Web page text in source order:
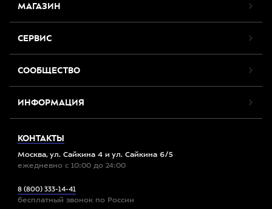
МАГАЗИН
СЕРВИС
СООБЩЕСТВО
ИНФОРМАЦИЯ
КОНТАКТЫ
Москва, ул. Сайкина 4 и ул. Сайкина 6/5
ежедневно с 10:00 до 24:00
8 (800) 333-14-41
бесплатный звонок по России